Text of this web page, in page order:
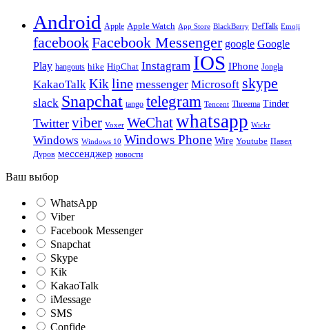
Android Apple Apple Watch App Store BlackBerry DefTalk Emoji
facebookFacebook Messenger google Google
Play hangouts hike HipChat Instagram IOS IPhone Jongla
KakaoTalk Kik line messenger Microsoft skype
slack Snapchat tango telegram Tencent Threema Tinder
Twitter viber Voxer WeChatwhatsapp Wickr
Windows Windows 10 Windows Phone Wire Youtube Павел
Дуров мессенджер новости
Ваш выбор
WhatsApp
Viber
Facebook Messenger
Snapchat
Skype
Kik
KakaoTalk
iMessage
SMS
Confide